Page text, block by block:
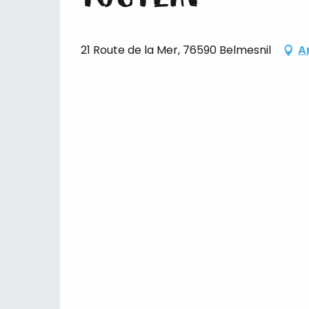
21 Route de la Mer, 76590 Belmesnil